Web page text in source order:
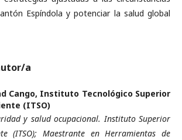
Espíndola y potenciar la salud global
a
Cango, Instituto Tecnológico Superior
(ITSO)
y salud ocupacional. Instituto Superior
(ITSO); Maestrante en Herramientas de